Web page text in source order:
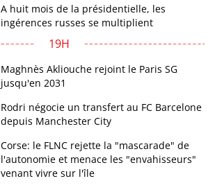
A huit mois de la présidentielle, les
ingérences russes se multiplient
19H
Maghnès Akliouche rejoint le Paris SG
jusqu'en 2031
Rodri négocie un transfert au FC Barcelone
depuis Manchester City
Corse: le FLNC rejette la "mascarade" de
l'autonomie et menace les "envahisseurs"
venant vivre sur l'île